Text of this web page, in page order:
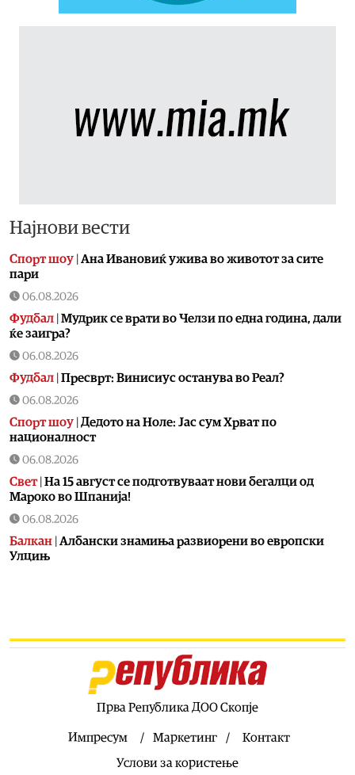
Најнови вести
Спорт шоу Aна Ивановиќ ужива во животот за сите
пари
06.08.2026
Фудбал Мудрик се врати во Челзи по една година, дали
ќе заигра?
06.08.2026
Фудбал Пресврт: Винисиус останува во Реал?
06.08.2026
Спорт шоу Дедото на Ноле: Јас сум Хрват по
националност
06.08.2026
Свет| На 15 август се подготвуваат нови бегалци од
Мароко во Шпанија!
06.08.2026
Балкан Албански знамиња развиорени во европски
Улцињ
06.08.2026
Помалку првачиња, помалку иднина:
Демографската криза веќе стигна до училишните
Први случаи на западнонилска треска во
со невроинвазивна форма
Прва Република ДОО Скопје
Импресум Маркетинг
Контакт
Услови за користење